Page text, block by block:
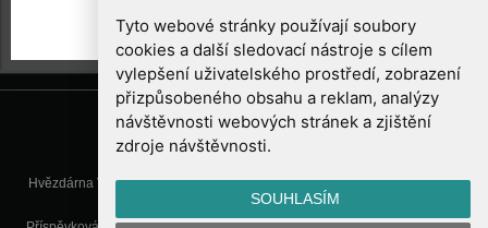
Tyto webové stránky používají soubory
cookies a další sledovací nástroje s cílem
vylepšení uživatelského prostředí, zobrazení
přizpůsobeného obsahu a reklam, analýzy
návštěvnosti webových stránek a zjištění
zdroje návštěvnosti.
SOUHLASÍM
Hvězdárna Valašské Meziříčí, příspěvková organizace, Vsetínská 78, 757
01 Valašské Meziříčí